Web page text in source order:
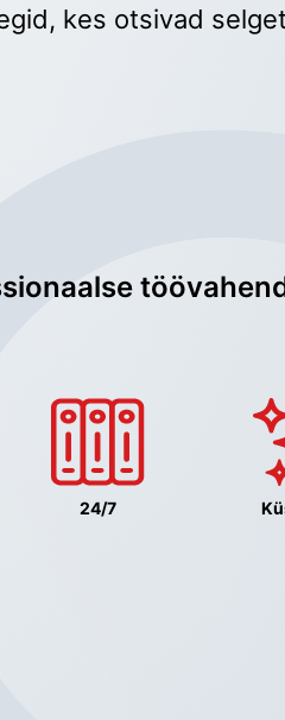
kes otsivad
24/7